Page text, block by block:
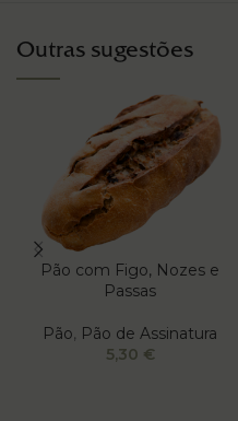
Outras sugestões
Pão com Figo, Nozes e
Passas
Pão, Pão de Assinatura
5,30 €